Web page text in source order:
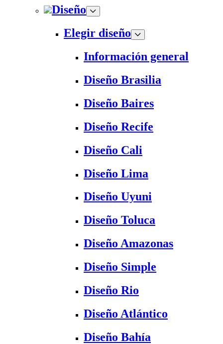
Diseño
Elegir diseño
Información general
Diseño Brasilia
Diseño Baires
Diseño Recife
Diseño Cali
Diseño Lima
Diseño Uyuni
Diseño Toluca
Diseño Amazonas
Diseño Simple
Diseño Rio
Diseño Atlántico
Diseño Bahía